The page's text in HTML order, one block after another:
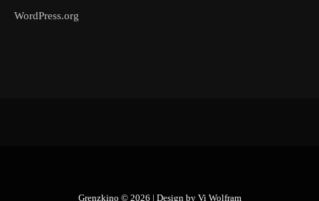
WordPress.org
Grenzkino © 2026 | Design by Vi Wolfram